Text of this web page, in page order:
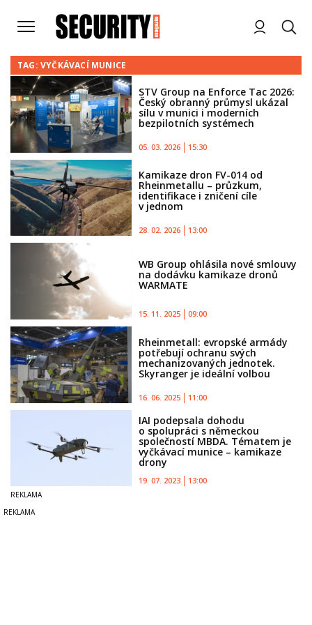
TAG: VYČKÁVACÍ MUNICE
STV Group na Enforce Tac 2026:
Český obranný průmysl ukázal
sílu v munici i moderních
bezpilotních systémech
05. 03. 2026 15:30
Kamikaze dron FV-014 od
Rheinmetallu – průzkum,
identifikace i zničení cíle
v jednom
28. 02. 2026 13:00
WB Group ohlásila nové smlouvy
na dodávku kamikaze dronů
WARMATE
15. 11. 2025 09:00
Rheinmetall: evropské armády
potřebují ochranu svých
mechanizovaných jednotek.
Skyranger je ideální volbou
16. 06. 2025 11:00
IAI podepsala dohodu
o spolupráci s německou
společností MBDA. Tématem je
vyčkávací munice – kamikaze
drony
19. 07. 2023 13:00